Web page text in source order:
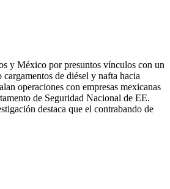
y México por presuntos vínculos con un
de diésel y nafta hacia
operaciones con empresas mexicanas
de Seguridad Nacional de EE.
destaca que el contrabando de